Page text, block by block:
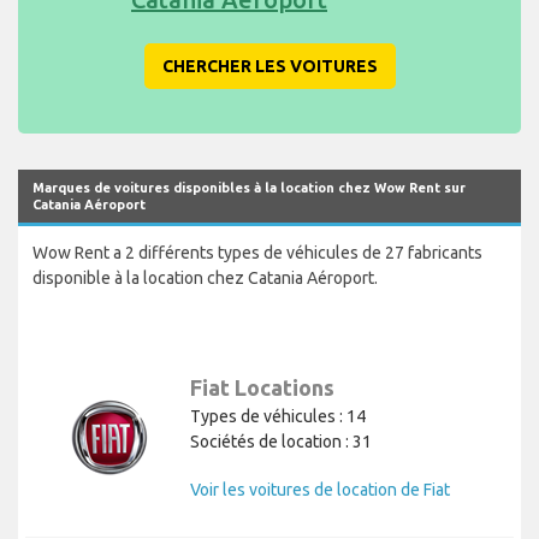
CHERCHER LES VOITURES
Marques de voitures disponibles à la location chez Wow Rent sur
Catania Aéroport
Wow Rent a 2 différents types de véhicules de 27 fabricants
disponible à la location chez Catania Aéroport.
Fiat Locations
Types de véhicules : 14
Sociétés de location : 31
Voir les voitures de location de Fiat